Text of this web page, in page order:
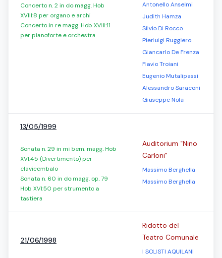
Concerto n. 2 in do magg. Hob
XVIII:8 per organo e archi
Concerto in re magg. Hob XVIII:11
per pianoforte e orchestra
Antonello Anselmi
Judith Hamza
Silvio Di Rocco
Pierluigi Ruggiero
Giancarlo De Frenza
Flavio Troiani
Eugenio Mutalipassi
Alessandro Saraconi
Giuseppe Nola
13/05/1999
Sonata n. 29 in mi bem. magg. Hob
XVI:45 (Divertimento) per
clavicembalo
Sonata n. 60 in do magg. op. 79
Hob XVI:50 per strumento a
tastiera
Auditorium "Nino
Carloni"
Massimo Berghella
Massimo Berghella
21/06/1998
Ridotto del
Teatro Comunale
I SOLISTI AQUILANI